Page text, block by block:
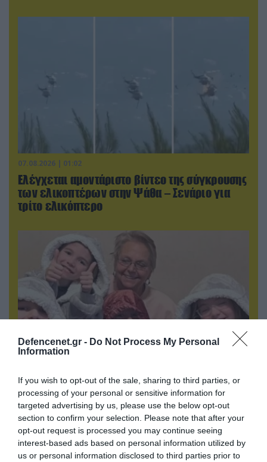
Defencenet.gr - Do Not Process My Personal
Information
If you wish to opt-out of the sale, sharing to third parties, or
processing of your personal or sensitive information for
targeted advertising by us, please use the below opt-out
section to confirm your selection. Please note that after your
opt-out request is processed you may continue seeing
interest-based ads based on personal information utilized by
us or personal information disclosed to third parties prior to
07.08.2026 | 01:02
Ελέγχεται αμοντάριστο βίντεο της σύγκρουσης
των ελικοπτέρων στην Ψάθα – Σενάριο για
τρίτο ελικόπτερο
06.08.2026 | 09:02
ΗΠΑ: Το τελευταίο μήνυμα της μητέρας στον
πρώην σύζυγό της πριν από τη δολοφονία των
4 παιδιών τους – «Έχουν ίωση»